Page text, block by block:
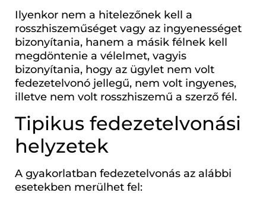
Ilyenkor nem a hitelezőnek kell a
rosszhiszeműséget vagy az ingyenességet
bizonyítania, hanem a másik félnek kell
megdöntenie a vélelmet, vagyis
bizonyítania, hogy az ügylet nem volt
fedezetelvonó jellegű, nem volt ingyenes,
illetve nem volt rosszhiszemű a szerző fél.
Tipikus fedezetelvonási
helyzetek
A gyakorlatban fedezetelvonás az alábbi
esetekben merülhet fel: